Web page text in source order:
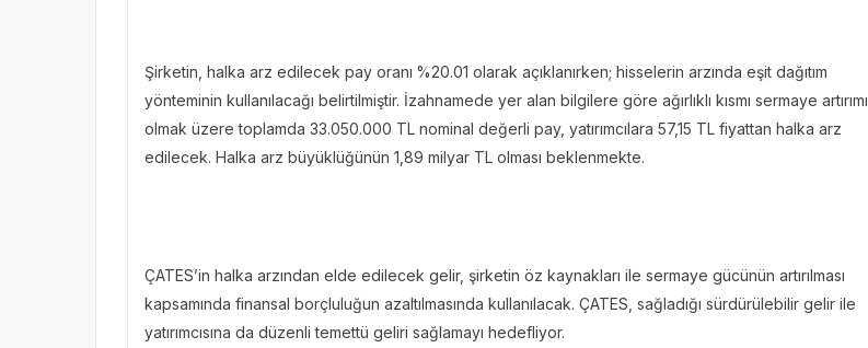
Şirketin, halka arz edilecek pay oranı %20.01 olarak açıklanırken; hisselerin arzında eşit dağıtım
yönteminin kullanılacağı belirtilmiştir. İzahnamede yer alan bilgilere göre ağırlıklı kısmı sermaye artırımı
olmak üzere toplamda 33.050.000 TL nominal değerli pay, yatırımcılara 57,15 TL fiyattan halka arz
edilecek. Halka arz büyüklüğünün 1,89 milyar TL olması beklenmekte.
ÇATES’in halka arzından elde edilecek gelir, şirketin öz kaynakları ile sermaye gücünün artırılması
kapsamında finansal borçluluğun azaltılmasında kullanılacak. ÇATES, sağladığı sürdürülebilir gelir ile
yatırımcısına da düzenli temettü geliri sağlamayı hedefliyor.